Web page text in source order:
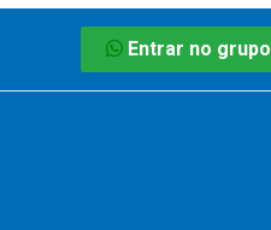
Entrar no grupo